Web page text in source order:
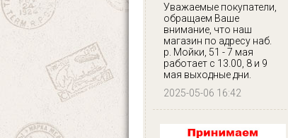
Уважаемые покупатели,
обращаем Ваше
внимание, что наш
магазин по адресу наб.
р. Мойки, 51 - 7 мая
работает с 13.00, 8 и 9
мая выходные дни.
2025-05-06 16:42